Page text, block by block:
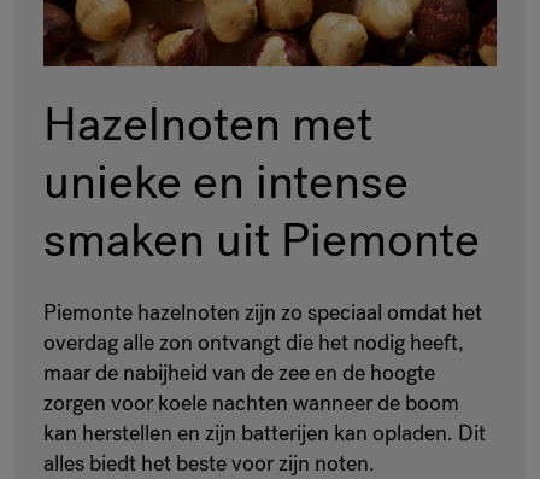
Hazelnoten met
unieke en intense
smaken uit Piemonte
Piemonte hazelnoten zijn zo speciaal omdat het
overdag alle zon ontvangt die het nodig heeft,
maar de nabijheid van de zee en de hoogte
zorgen voor koele nachten wanneer de boom
kan herstellen en zijn batterijen kan opladen. Dit
alles biedt het beste voor zijn noten.